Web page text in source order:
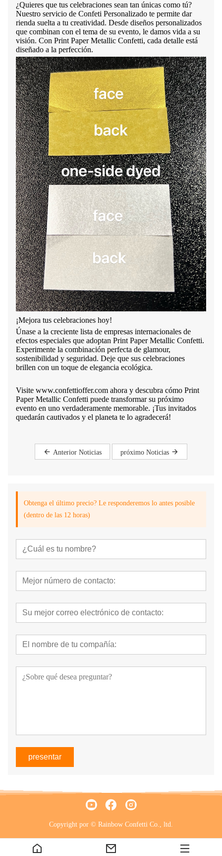
¿Quieres que tus celebraciones sean tan únicas como tú?
Nuestro servicio de Confeti Personalizado te permite dar
rienda suelta a tu creatividad. Desde diseños personalizados
que combinan con el tema de su evento, le damos vida a su
visión. Con Print Paper Metallic Confetti, cada detalle está
diseñado a la perfección.
¡Mejora tus celebraciones hoy!
Únase a la creciente lista de empresas internacionales de
efectos especiales que adoptan Print Paper Metallic Confetti.
Experimente la combinación perfecta de glamour,
sostenibilidad y seguridad. Deje que sus celebraciones
brillen con un toque de elegancia ecológica.
Visite www.confettioffer.com ahora y descubra cómo Print
Paper Metallic Confetti puede transformar su próximo
evento en uno verdaderamente memorable. ¡Tus invitados
quedarán cautivados y el planeta te lo agradecerá!
Anterior Noticias próximo Noticias
Obtenga el último precio? Le responderemos lo antes posible
(dentro de las 12 horas)
presentar
Copyright por © Rainbow Confetti Co., ltd.